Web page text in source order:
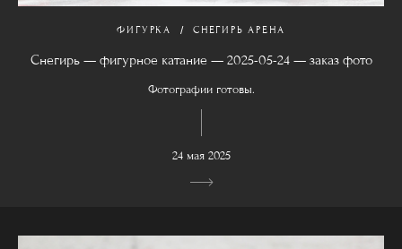
ФИГУРКА СНЕГИРЬ АРЕНА
Снегирь — фигурное катание — 2025-05-24 — заказ фото
Фотографии готовы.
24 мая 2025